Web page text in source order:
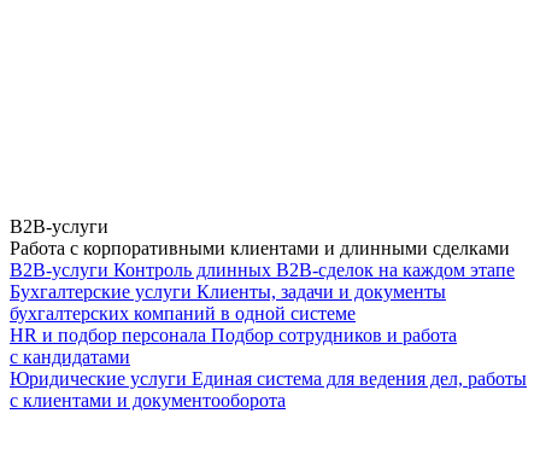
B2B-услуги
Работа с корпоративными клиентами и длинными сделками
B2B-услуги Контроль длинных B2B-сделок на каждом этапе
Бухгалтерские услуги Клиенты, задачи и документы
бухгалтерских компаний в одной системе
HR и подбор персонала Подбор сотрудников и работа
с кандидатами
Юридические услуги Единая система для ведения дел, работы
с клиентами и документооборота